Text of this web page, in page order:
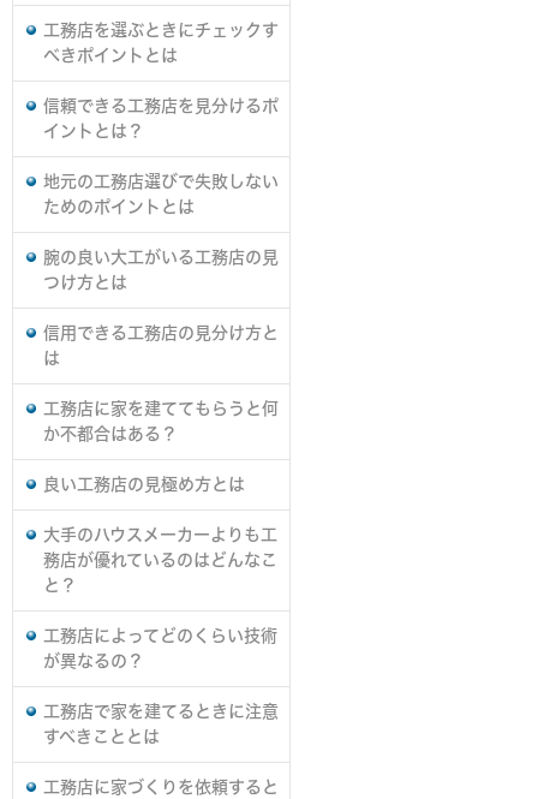
工務店を選ぶときにチェックす
べきポイントとは
信頼できる工務店を見分けるポ
イントとは？
地元の工務店選びで失敗しない
ためのポイントとは
腕の良い大工がいる工務店の見
つけ方とは
信用できる工務店の見分け方と
は
工務店に家を建ててもらうと何
か不都合はある？
良い工務店の見極め方とは
大手のハウスメーカーよりも工
務店が優れているのはどんなこ
と？
工務店によってどのくらい技術
が異なるの？
工務店で家を建てるときに注意
すべきこととは
工務店に家づくりを依頼すると